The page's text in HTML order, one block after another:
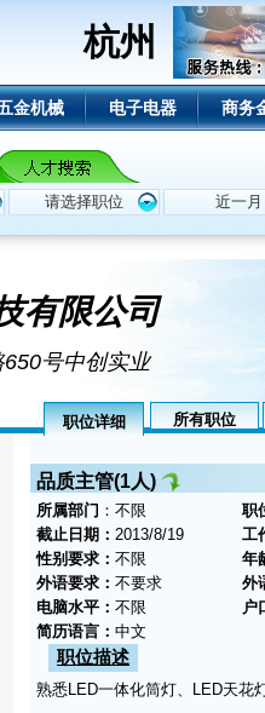
杭州
金机械 电子电器 商务
有限公司
号中创实业
职位详细 所有职位
品质主管(1人)
所属部门 ：不限
职
截止日期： 2013/8/19
工
性别要求： 不限
年
外语要求： 不要求
外
电脑水平： 不限
户
简历语言： 中文
职位描述
熟悉LED一体化筒灯、LED天花